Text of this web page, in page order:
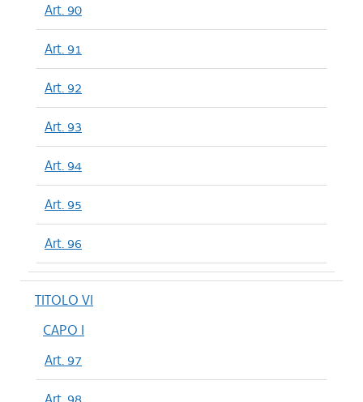
Art. 90
Art. 91
Art. 92
Art. 93
Art. 94
Art. 95
Art. 96
TITOLO VI
CAPO I
Art. 97